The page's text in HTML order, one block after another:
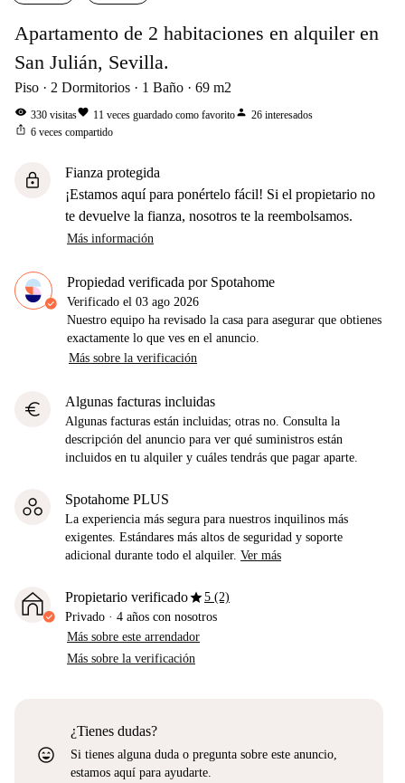
Apartamento de 2 habitaciones en alquiler en
San Julián, Sevilla.
Piso 2 Dormitorios 1 Baño 69 m2
visibility 330 visitasfavorite 11 veces guardado como favoritoperson 26 interesados
ios_share 6 veces compartido
lock
Fianza protegida
¡Estamos aquí para ponértelo fácil! Si el propietario no
te devuelve la fianza, nosotros te la reembolsamos.
Más información
Propiedad verificada por Spotahome
Verificado el 03 ago 2026
Nuestro equipo ha revisado la casa para asegurar que obtienes
exactamente lo que ves en el anuncio.
Más sobre la verificación
euro Algunas facturas incluidas
Algunas facturas están incluidas; otras no. Consulta la
descripción del anuncio para ver qué suministros están
incluidos en tu alquiler y cuáles tendrás que pagar aparte.
Spotahome PLUS
La experiencia más segura para nuestros inquilinos más
exigentes. Estándares más altos de seguridad y soporte
adicional durante todo el alquiler. Ver más
Propietario verificadostar5 (2)
Privado · 4 años con nosotros
Más sobre este arrendador
Más sobre la verificación
sentiment_very_satisfied
¿Tienes dudas?
Si tienes alguna duda o pregunta sobre este anuncio,
estamos aquí para ayudarte.